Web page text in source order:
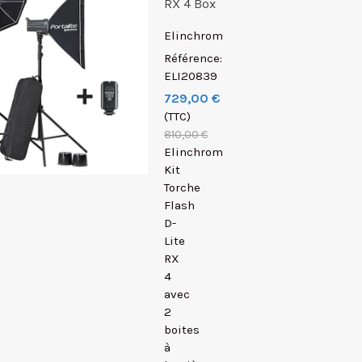
RX 4 Box
Elinchrom
Référence:
ELI20839
729,00 €
(TTC)
810,00 €
Elinchrom
Kit
Torche
Flash
D-
Lite
RX
4
avec
2
boites
à